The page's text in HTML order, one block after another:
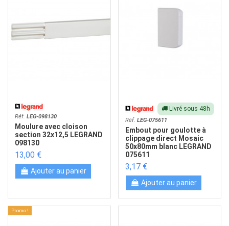
Réf.LEG-098130
Moulure avec cloison
section 32x12,5 LEGRAND
098130
13,00 €
Ajouter au panier
Livré sous 48h
Réf.LEG-075611
Embout pour goulotte à
clippage direct Mosaic
50x80mm blanc LEGRAND
075611
3,17 €
Ajouter au panier
Promo !